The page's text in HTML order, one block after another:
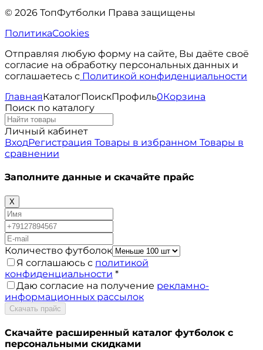
© 2026 ТопФутболки Права защищены
ПолитикаCookies
Отправляя любую форму на сайте, Вы даёте своё
согласие на обработку персональных данных и
соглашаетесь с Политикой конфиденциальности
Главная КаталогПоискПрофиль0Корзина
Поиск по каталогу
Личный кабинет
ВходРегистрация Товары в избранном Товары в
сравнении
Заполните данные и скачайте прайс
X
Количество футболок
Я соглашаюсь с политикой
конфиденциальности *
Даю согласие на получение рекламно-
информационных рассылок
Скачать прайс
Скачайте расширенный каталог футболок с
персональными скидками